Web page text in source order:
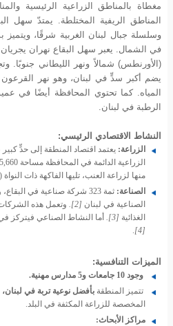
مغطاة بالمناطق الزراعية الرئيسية
المناطق الريفية المختلطة. يمتدّ سهل
وسلسلة جبال لبنان الغربية شرقًا،
في الشمال. يعبر سهل البقاع نهران
(الأورنطس) شمالاً ونهر الليطاني جنوبًا.
المياه. كما تحتوي المحافظة أيضًا في
الرطبة في لبنان.
النشاط الاقتصادي الرئيسي:
الزراعة: يعتمد اقتصاد المنطقة إلى حدٍّ
منها لزراعة العنب، تليها الفاكهة ذات النواة (28.4%) والزيتون (20.9%)
الصناعة:
الصناعية في لبنان [2]
.
الغذائية [3]
. أما النشاط الصناعي فيتركز في زحلة
[4]
.
الميزات التنافسية:
وجود 10 جامعات و5 مدارس مهنية.
تتميز المنطقة بأفضل نوعية تربة في لبنان،
المخصصة للزراعة المكثفة في البلد.
مراكز الأبحاث: